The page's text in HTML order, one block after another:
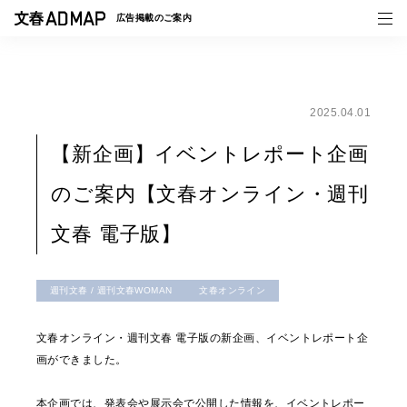
広告掲載のご案内
事例一覧
トピックス
2025.04.01
【新企画】イベントレポート企画
のご案内【文春オンライン・週刊
文春 電子版】
週刊文春 / 週刊文春WOMAN 文春オンライン
文春オンライン・週刊文春 電子版の新企画、イベントレポート企
画ができました。
本企画では、発表会や展示会で公開した情報を、イベントレポー